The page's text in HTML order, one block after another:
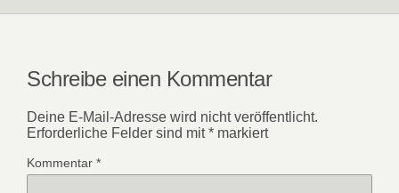
Schreibe einen Kommentar
Deine E-Mail-Adresse wird nicht veröffentlicht.
Erforderliche Felder sind mit* markiert
Kommentar *